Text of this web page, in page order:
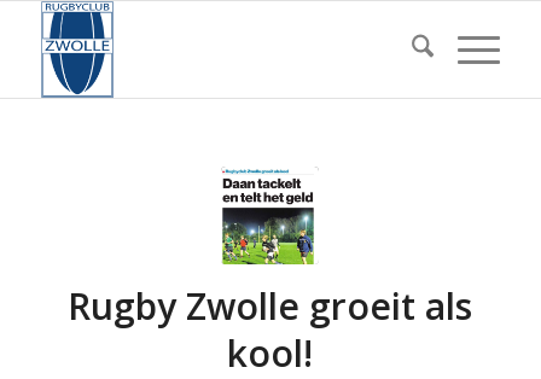
Rugby Zwolle groeit als
kool!